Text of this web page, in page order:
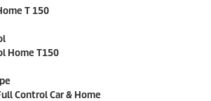
T 150
Home T150
Control Car & Home